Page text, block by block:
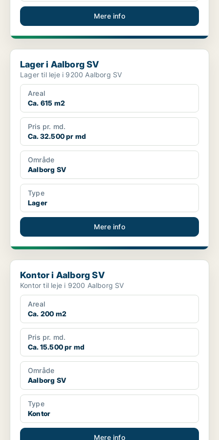
Mere info
Lager i Aalborg SV
Lager i Aalborg SV
Lager til leje i 9200 Aalborg SV
Areal
Ca. 615 m2
Pris pr. md.
Ca. 32.500 pr md
Område
Aalborg SV
Type
Lager
Mere info
Kontor i Aalborg SV
Kontor i Aalborg SV
Kontor til leje i 9200 Aalborg SV
Areal
Ca. 200 m2
Pris pr. md.
Ca. 15.500 pr md
Område
Aalborg SV
Type
Kontor
Mere info